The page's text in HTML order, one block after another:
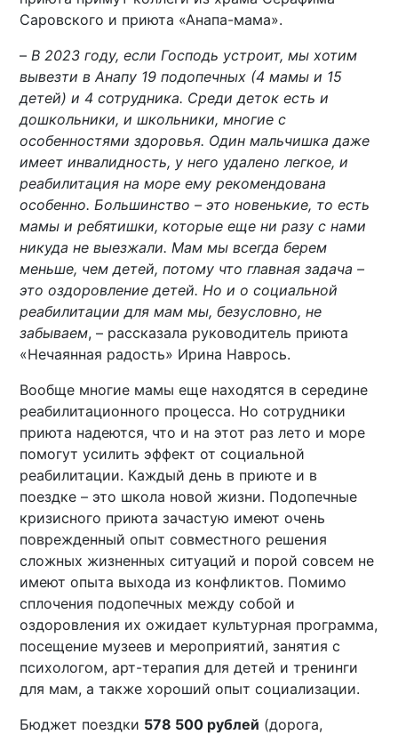
Саровского и приюта «Анапа-мама».
–В 2023 году, если Господь устроит, мы хотим
вывезти в Анапу 19 подопечных (4 мамы и 15
детей) и 4 сотрудника. Среди деток есть и
дошкольники, и школьники, многие с
особенностями здоровья. Один мальчишка даже
имеет инвалидность, у него удалено легкое, и
реабилитация на море ему рекомендована
особенно. Большинство – это новенькие, то есть
мамы и ребятишки, которые еще ни разу с нами
никуда не выезжали. Мам мы всегда берем
меньше, чем детей, потому что главная задача –
это оздоровление детей. Но и о социальной
реабилитации для мам мы, безусловно, не
забываем, – рассказала руководитель приюта
«Нечаянная радость» Ирина Наврось.
Вообще многие мамы еще находятся в середине
реабилитационного процесса. Но сотрудники
приюта надеются, что и на этот раз лето и море
помогут усилить эффект от социальной
реабилитации. Каждый день в приюте и в
поездке – это школа новой жизни. Подопечные
кризисного приюта зачастую имеют очень
поврежденный опыт совместного решения
сложных жизненных ситуаций и порой совсем не
имеют опыта выхода из конфликтов. Помимо
сплочения подопечных между собой и
оздоровления их ожидает культурная программа,
посещение музеев и мероприятий, занятия с
психологом, арт-терапия для детей и тренинги
для мам, а также хороший опыт социализации.
Бюджет поездки 578 500 рублей (дорога,